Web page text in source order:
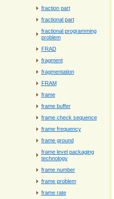
fraction part
fractional part
fractional programming
problem
FRAD
fragment
fragmentation
FRAM
frame
frame buffer
frame check sequence
frame frequency
frame ground
frame level packaging
technology
frame number
frame problem
frame rate